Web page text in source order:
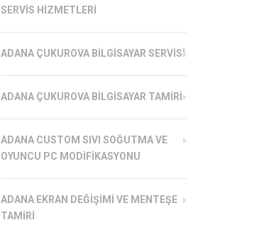
SERVIS HIZMETLERI
ADANA ÇUKUROVA BILGISAYAR SERVISI
ADANA ÇUKUROVA BILGISAYAR TAMIRI
ADANA CUSTOM SIVI SOĞUTMA VE
OYUNCU PC MODIFIKASYONU
ADANA EKRAN DEĞIŞIMI VE MENTEŞE
TAMIRI